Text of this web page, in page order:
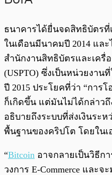
ธนาคารได้ยื่นจดสิทธิบัตรที่
ในเดือนมีนาคมปี 2014 แล
สำนักงานสิทธิบัตรและเครื่
(USPTO) ซึ่งเป็นหน่วยงา
ปี 2015 ประโยคที่ว่า “การโ
ก็เกิดขึ้น แต่มันไม่ได้กล่าวถึ
อธิบายถึงระบบที่ส่งเงินระ
พื้นฐานของคริปโต โดยในเ
“Bitcoin อาจกลายเป็นวิธีก
วงการ E-Commerce และ